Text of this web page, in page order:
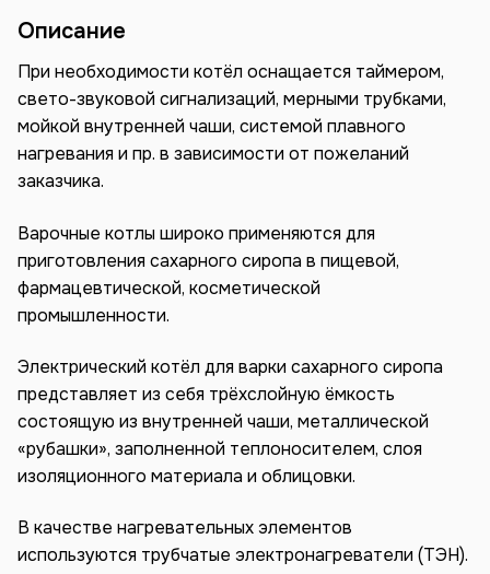
Описание
При необходимости котёл оснащается таймером,
свето-звуковой сигнализаций, мерными трубками,
мойкой внутренней чаши, системой плавного
нагревания и пр. в зависимости от пожеланий
заказчика.
Варочные котлы широко применяются для
приготовления сахарного сиропа в пищевой,
фармацевтической, косметической
промышленности.
Электрический котёл для варки сахарного сиропа
представляет из себя трёхслойную ёмкость
состоящую из внутренней чаши, металлической
«рубашки», заполненной теплоносителем, слоя
изоляционного материала и облицовки.
В качестве нагревательных элементов
используются трубчатые электронагреватели (ТЭН).